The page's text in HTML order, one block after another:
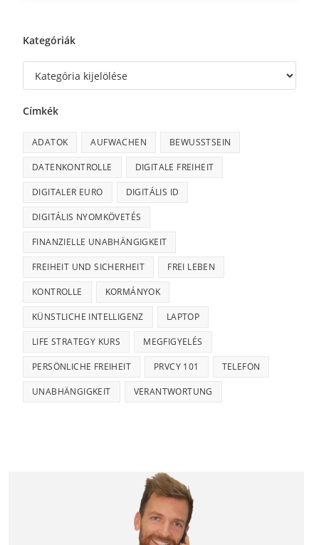
Kategóriák
Címkék
ADATOK AUFWACHEN BEWUSSTSEIN
DATENKONTROLLE DIGITALE FREIHEIT
DIGITALER EURO DIGITÁLIS ID
DIGITÁLIS NYOMKÖVETÉS
FINANZIELLE UNABHÄNGIGKEIT
FREIHEIT UND SICHERHEIT FREI LEBEN
KONTROLLE KORMÁNYOK
KÜNSTLICHE INTELLIGENZ LAPTOP
LIFE STRATEGY KURS MEGFIGYELÉS
PERSÖNLICHE FREIHEIT PRVCY 101 TELEFON
UNABHÄNGIGKEIT VERANTWORTUNG